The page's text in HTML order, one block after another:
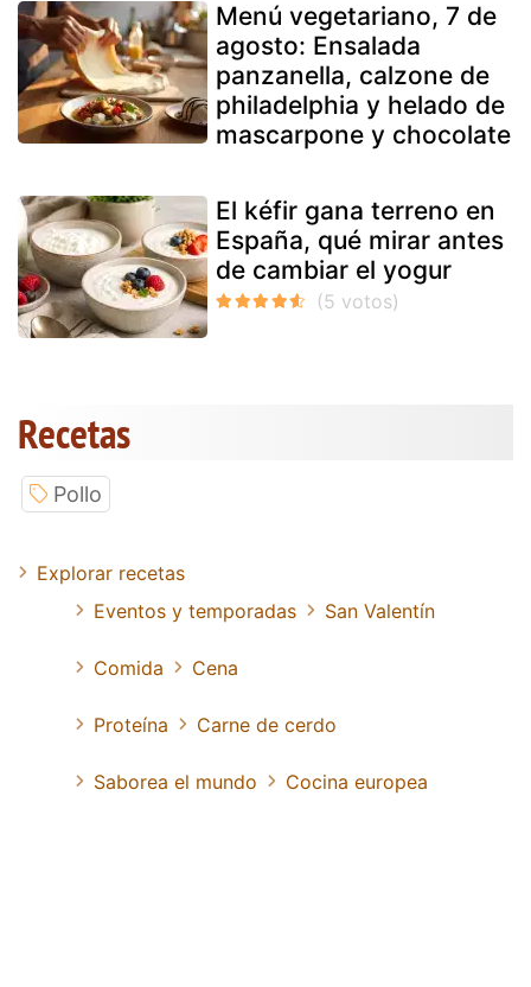
Menú vegetariano, 7 de
agosto: Ensalada
panzanella, calzone de
philadelphia y helado de
mascarpone y chocolate
El kéfir gana terreno en
España, qué mirar antes
de cambiar el yogur
Recetas
Pollo
Explorar recetas
Eventos y temporadas
San Valentín
Comida Cena
Proteína Carne de cerdo
Saborea el mundo Cocina europea